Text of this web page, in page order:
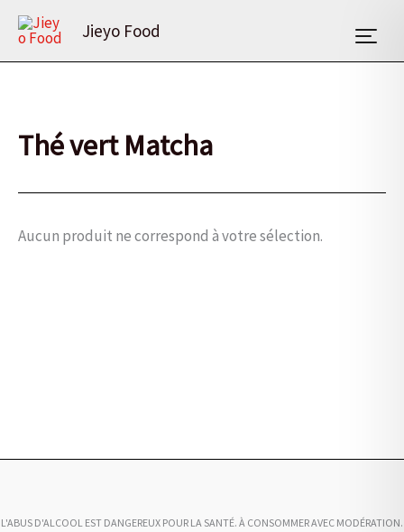
Aller
contenu
Jieyo Food
Thé vert Matcha
Aucun produit ne correspond à votre sélection.
L'ABUS D'ALCOOL EST DANGEREUX POUR LA SANTÉ. À CONSOMMER AVEC MODÉRATION.